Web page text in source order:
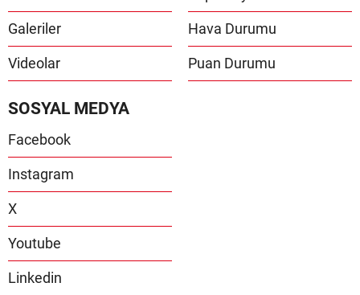
Galeriler
Videolar
Hava Durumu
Puan Durumu
SOSYAL MEDYA
Facebook
Instagram
X
Youtube
Linkedin